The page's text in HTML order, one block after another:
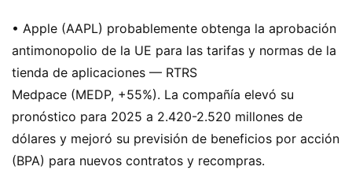
• Apple (AAPL) probablemente obtenga la aprobación
antimonopolio de la UE para las tarifas y normas de la
tienda de aplicaciones — RTRS
Medpace (MEDP, +55%). La compañía elevó su
pronóstico para 2025 a 2.420-2.520 millones de
dólares y mejoró su previsión de beneficios por acción
(BPA) para nuevos contratos y recompras.